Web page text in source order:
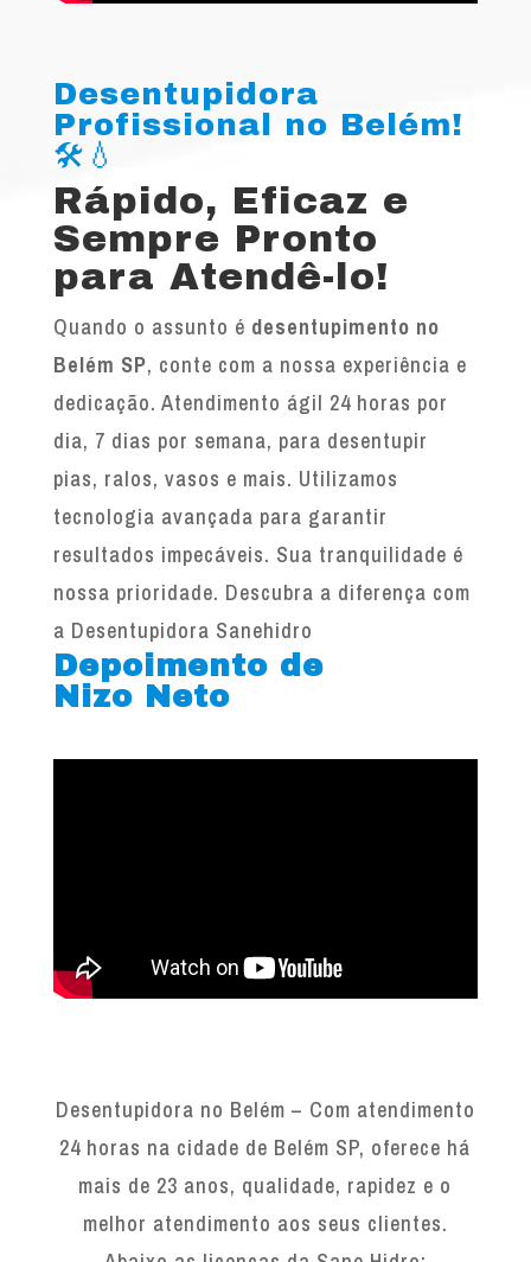
Desentupidora
Profissional no Belém!
🛠️💧
Rápido, Eficaz e
Sempre Pronto
para Atendê-lo!
Quando o assunto é desentupimento no
Belém SP, conte com a nossa experiência e
dedicação. Atendimento ágil 24 horas por
dia, 7 dias por semana, para desentupir
pias, ralos, vasos e mais. Utilizamos
tecnologia avançada para garantir
resultados impecáveis. Sua tranquilidade é
nossa prioridade. Descubra a diferença com
a Desentupidora Sanehidro
Depoimento de
Nizo Neto
Desentupidora no Belém – Com atendimento
24 horas na cidade de Belém SP, oferece há
mais de 23 anos, qualidade, rapidez e o
melhor atendimento aos seus clientes.